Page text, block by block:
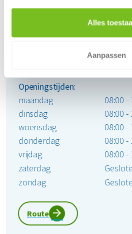
Alles
Aanpassen
(Bereikbaar tijdens kantooruren)
Openingstijden:
maandag
08:00 -
dinsdag
08:00 -
woensdag
08:00 -
donderdag
08:00 -
vrijdag
08:00 -
zaterdag
zondag
Route